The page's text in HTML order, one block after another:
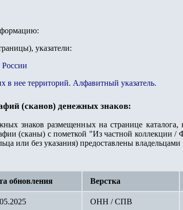
указатели:
нее территорий. Алфавитный указатель.
(сканов) денежных знаков:
знаков размещенных на странице
(сканы) с пометкой "Из частной коллекции /
или без указания) предоставлены владельцами
обновления Верстка
ОНН / СПВ